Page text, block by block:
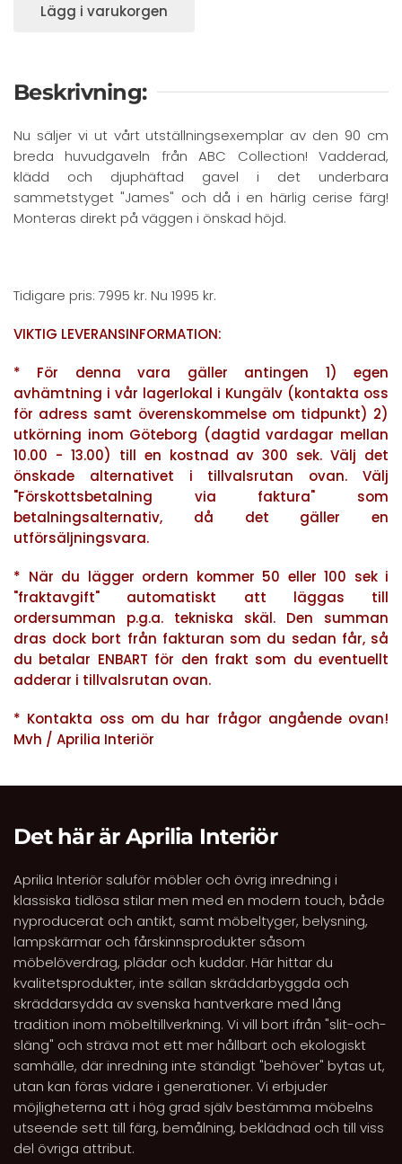
Lägg i varukorgen
Beskrivning:
Nu säljer vi ut vårt utställningsexemplar av den 90 cm
breda huvudgaveln från ABC Collection! Vadderad,
klädd och djuphäftad gavel i det underbara
sammetstyget "James" och då i en härlig cerise färg!
Monteras direkt på väggen i önskad höjd.
Tidigare pris: 7995 kr. Nu 1995 kr.
VIKTIG LEVERANSINFORMATION:
* För denna vara gäller antingen 1) egen
avhämtning i vår lagerlokal i Kungälv (kontakta oss
för adress samt överenskommelse om tidpunkt) 2)
utkörning inom Göteborg (dagtid vardagar mellan
10.00 - 13.00) till en kostnad av 300 sek. Välj det
önskade alternativet i tillvalsrutan ovan. Välj
"Förskottsbetalning via faktura" som
betalningsalternativ, då det gäller en
utförsäljningsvara.
* När du lägger ordern kommer 50 eller 100 sek i
"fraktavgift" automatiskt att läggas till
ordersumman p.g.a. tekniska skäl. Den summan
dras dock bort från fakturan som du sedan får, så
du betalar ENBART för den frakt som du eventuellt
adderar i tillvalsrutan ovan.
* Kontakta oss om du har frågor angående ovan!
Mvh / Aprilia Interiör
Det här är Aprilia Interiör
Aprilia Interiör saluför möbler och övrig inredning i
klassiska tidlösa stilar men med en modern touch, både
nyproducerat och antikt, samt möbeltyger, belysning,
lampskärmar och fårskinnsprodukter såsom
möbelöverdrag, plädar och kuddar. Här hittar du
kvalitetsprodukter, inte sällan skräddarbyggda och
skräddarsydda av svenska hantverkare med lång
tradition inom möbeltillverkning. Vi vill bort ifrån "slit-och-
släng" och sträva mot ett mer hållbart och ekologiskt
samhälle, där inredning inte ständigt "behöver" bytas ut,
utan kan föras vidare i generationer. Vi erbjuder
möjligheterna att i hög grad själv bestämma möbelns
utseende sett till färg, bemålning, beklädnad och till viss
del övriga attribut.